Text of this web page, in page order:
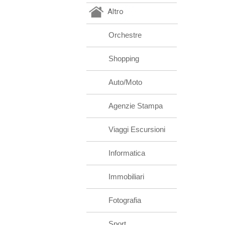
Altro
Orchestre
Shopping
Auto/Moto
Agenzie Stampa
Viaggi Escursioni
Informatica
Immobiliari
Fotografia